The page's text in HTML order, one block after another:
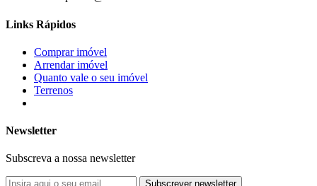
Links Rápidos
Comprar imóvel
Arrendar imóvel
Quanto vale o seu imóvel
Terrenos
Newsletter
Subscreva a nossa newsletter
Subscrever newsletter